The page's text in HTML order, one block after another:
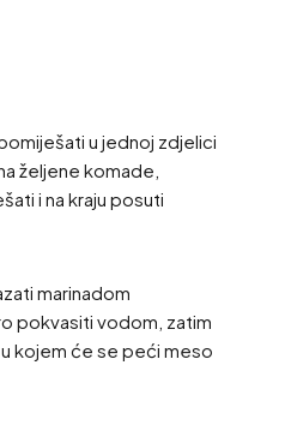
u jednoj zdjelici
željene komade,
i na kraju posuti
marinadom
pokvasiti vodom, zatim
kojem će se peći meso